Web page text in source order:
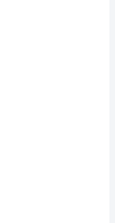
bảo trì, sửa